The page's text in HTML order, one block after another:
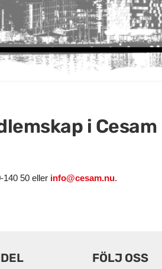
i Cesam
140 50 eller info@cesam.nu.
FÖLJ OSS